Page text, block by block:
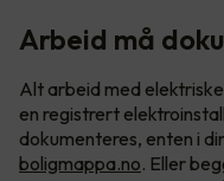
Arbeid må
Alt arbeid med
en registrert
dokumenteres, enten i
boligmappa.no. Eller